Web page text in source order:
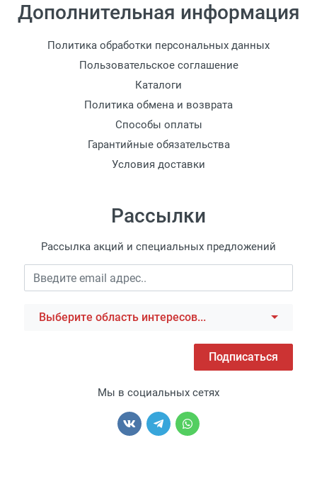
Дополнительная информация
Политика обработки персональных данных
Пользовательское соглашение
Каталоги
Политика обмена и возврата
Способы оплаты
Гарантийные обязательства
Условия доставки
Рассылки
Рассылка акций и специальных предложений
Выберите область интересов...
Подписаться
Мы в социальных сетях